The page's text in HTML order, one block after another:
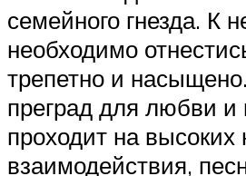
семейного гнезда. К
необходимо
трепетно и
преград для любви и
проходит на высоких
взаимодействия,